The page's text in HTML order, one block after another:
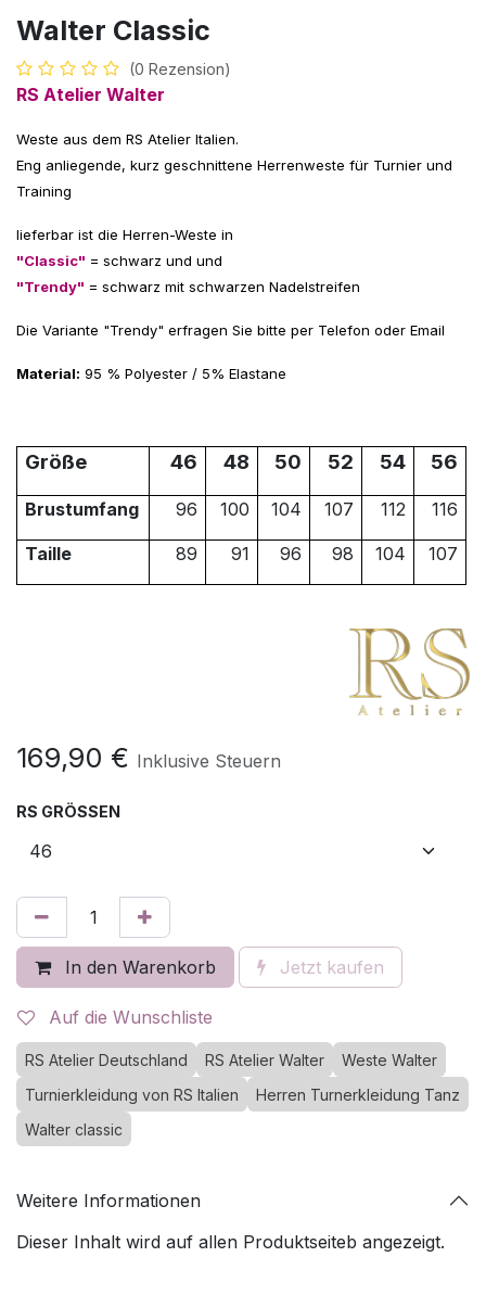
Walter Classic
(0 Rezension)
RS Atelier Walter
Weste aus dem RS Atelier Italien.
Eng anliegende, kurz geschnittene Herrenweste für Turnier und
Training
lieferbar ist die Herren-Weste in
"Classic" = schwarz und und
"Trendy" = schwarz mit schwarzen Nadelstreifen
Die Variante "Trendy" erfragen Sie bitte per Telefon oder Email
Material: 95 % Polyester / 5% Elastane
Größe 46 48 50 52 54 56
Brustumfang 96 100 104 107 112 116
Taille 89 91 96 98 104 107
169,90 € Inklusive Steuern
RS GRÖSSEN
In den Warenkorb Jetzt kaufen
Auf die Wunschliste
RS Atelier Deutschland RS Atelier Walter
Weste Walter
Turnierkleidung von RS Italien
Herren Turnerkleidung Tanz
Walter classic
Weitere Informationen
Dieser Inhalt wird auf allen Produktseiteb angezeigt.